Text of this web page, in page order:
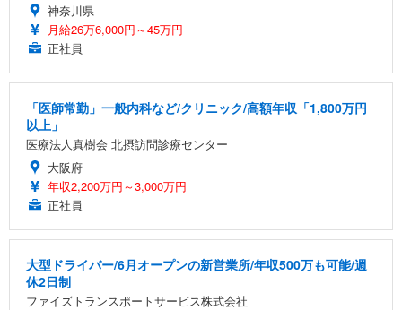
神奈川県
月給26万6,000円～45万円
正社員
「医師常勤」一般内科など/クリニック/高額年収「1,800万円
以上」
医療法人真樹会 北摂訪問診療センター
大阪府
年収2,200万円～3,000万円
正社員
大型ドライバー/6月オープンの新営業所/年収500万も可能/週
休2日制
ファイズトランスポートサービス株式会社